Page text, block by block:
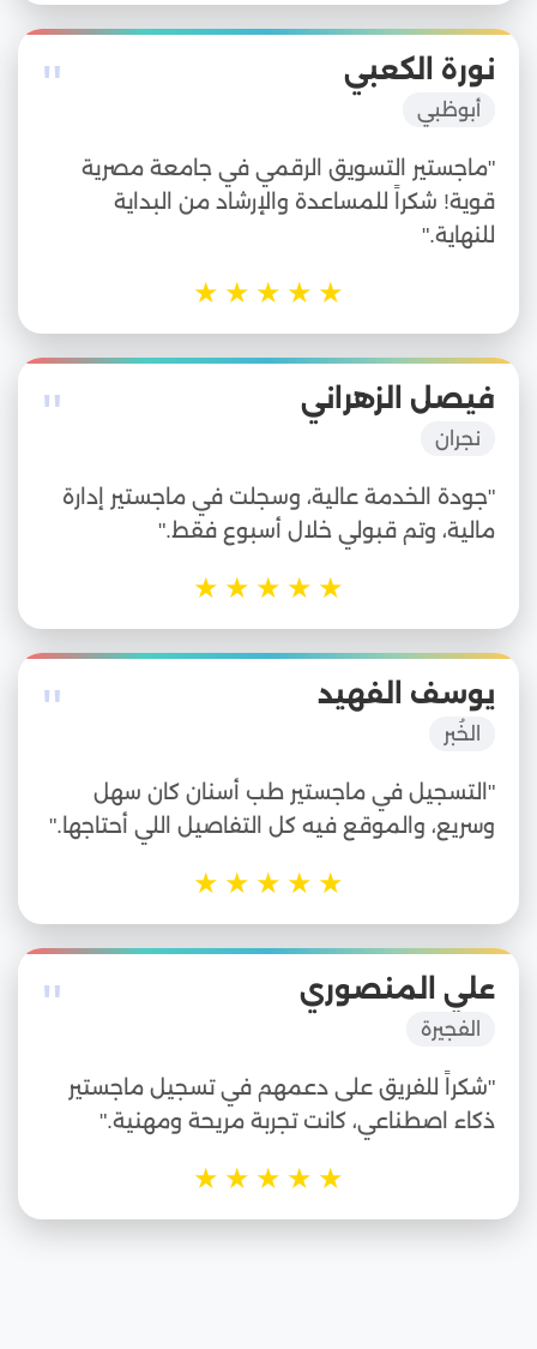
" نورة الكعبي
أبوظبي
"ماجستير التسويق الرقمي في جامعة مصرية
قوية! شكراً للمساعدة والإرشاد من البداية
للنهاية."
★
★
★
★
★
" فيصل الزهراني
نجران
"جودة الخدمة عالية، وسجلت في ماجستير إدارة
مالية، وتم قبولي خلال أسبوع فقط."
★
★
★
★
★
" يوسف الفهيد
الخُبر
"التسجيل في ماجستير طب أسنان كان سهل
وسريع، والموقع فيه كل التفاصيل اللي أحتاجها."
★
★
★
★
★
" علي المنصوري
الفجيرة
"شكراً للفريق على دعمهم في تسجيل ماجستير
ذكاء اصطناعي، كانت تجربة مريحة ومهنية."
★
★
★
★
★